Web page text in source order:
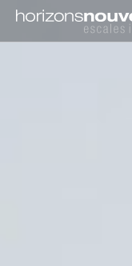
Horizons